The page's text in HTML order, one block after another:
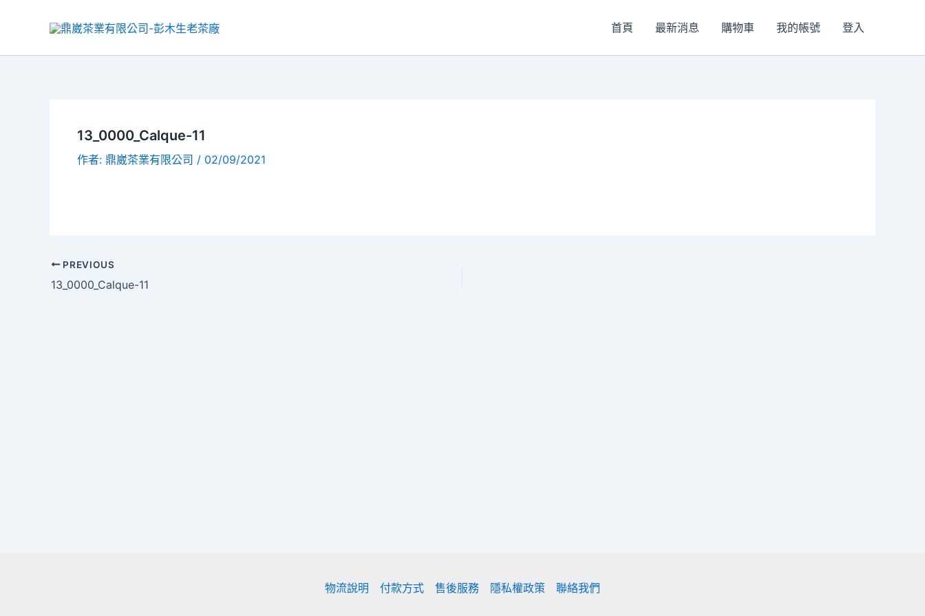
首頁 最新消息 購物車 我的帳號 登入
13_0000_Calque-11
作者: 鼎崴茶業有限公司 / 02/09/2021
PREVIOUS
13_0000_Calque-11
物流說明 付款方式 售後服務 隱私權政策 聯絡我們